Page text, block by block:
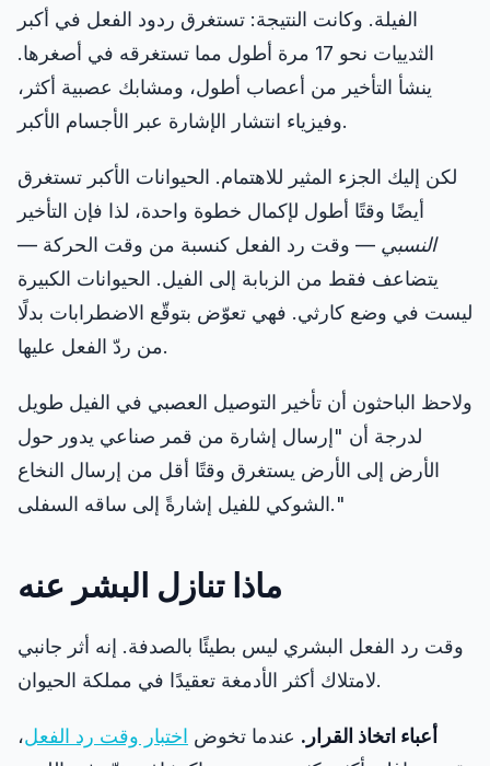
الفيلة. وكانت النتيجة: تستغرق ردود الفعل في أكبر
الثدييات نحو 17 مرة أطول مما تستغرقه في أصغرها.
ينشأ التأخير من أعصاب أطول، ومشابك عصبية أكثر،
وفيزياء انتشار الإشارة عبر الأجسام الأكبر.
لكن إليك الجزء المثير للاهتمام. الحيوانات الأكبر تستغرق
أيضًا وقتًا أطول لإكمال خطوة واحدة، لذا فإن التأخير
النسبي — وقت رد الفعل كنسبة من وقت الحركة —
يتضاعف فقط من الزبابة إلى الفيل. الحيوانات الكبيرة
ليست في وضع كارثي. فهي تعوّض بتوقّع الاضطرابات بدلًا
من ردّ الفعل عليها.
ولاحظ الباحثون أن تأخير التوصيل العصبي في الفيل طويل
لدرجة أن "إرسال إشارة من قمر صناعي يدور حول
الأرض إلى الأرض يستغرق وقتًا أقل من إرسال النخاع
الشوكي للفيل إشارةً إلى ساقه السفلى."
ماذا تنازل البشر عنه
وقت رد الفعل البشري ليس بطيئًا بالصدفة. إنه أثر جانبي
لامتلاك أكثر الأدمغة تعقيدًا في مملكة الحيوان.
أعباء اتخاذ القرار. عندما تخوض اختبار وقت رد الفعل،